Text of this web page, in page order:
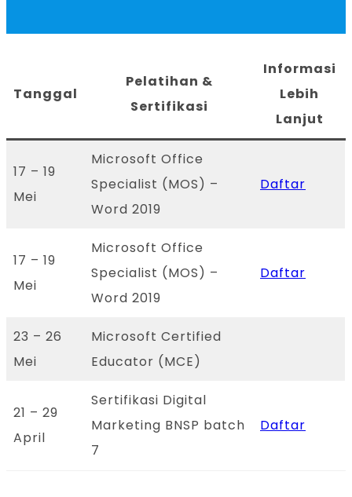
Tanggal
Pelatihan &
Sertifikasi
Informasi
Lebih
Lanjut
17 – 19
Mei
Microsoft Office
Specialist (MOS) –
Word 2019
Daftar
17 – 19
Mei
Microsoft Office
Specialist (MOS) –
Word 2019
Daftar
23 – 26
Mei
Microsoft Certified
Educator (MCE)
21 – 29
April
Sertifikasi Digital
Marketing BNSP batch
7
Daftar